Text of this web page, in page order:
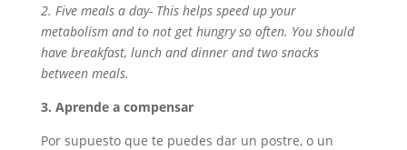
2. Five meals a day- This helps speed up your
metabolism and to not get hungry so often. You should
have breakfast, lunch and dinner and two snacks
between meals.
3. Aprende a compensar
Por supuesto que te puedes dar un postre, o un